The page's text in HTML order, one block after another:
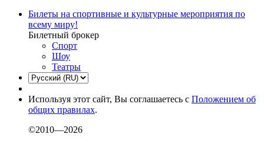
Билеты на спортивные и культурные мероприятия по
всему миру!
Билетный брокер
Спорт
Шоу
Театры
Используя этот сайт, Вы соглашаетесь с Положением об
общих правилах.
©2010—2026